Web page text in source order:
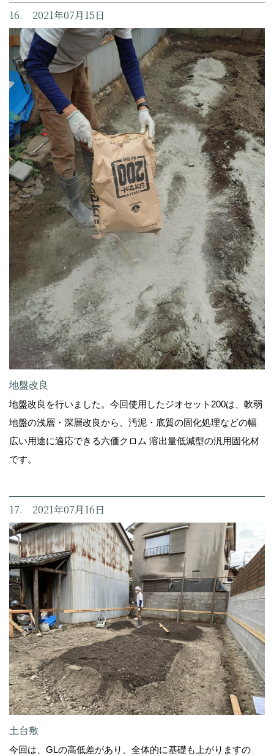
16. 2021年07月15日
地盤改良
地盤改良を行いました。今回使用したジオセット200は、軟弱
地盤の浅層・深層改良から、汚泥・底質の固化処理などの幅
広い用途に適応できる六価クロム 溶出量低減型の汎用固化材
です。
17. 2021年07月16日
土台敷
今回は、GLの高低差があり、全体的に基礎も上がりますの